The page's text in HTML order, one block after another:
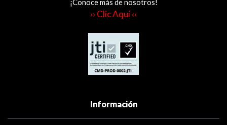
¡Conoce más de nosotros!
›› Clic Aquí ‹‹
Información